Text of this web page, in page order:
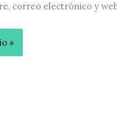
correo electrónico y